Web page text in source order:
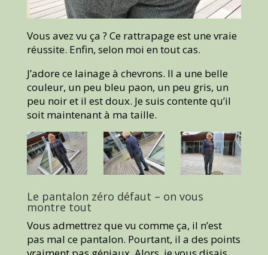
Vous avez vu ça ? Ce rattrapage est une vraie
réussite. Enfin, selon moi en tout cas.
J’adore ce lainage à chevrons. Il a une belle
couleur, un peu bleu paon, un peu gris, un
peu noir et il est doux. Je suis contente qu’il
soit maintenant à ma taille.
Le pantalon zéro défaut – on vous
montre tout
Vous admettrez que vu comme ça, il n’est
pas mal ce pantalon. Pourtant, il a des points